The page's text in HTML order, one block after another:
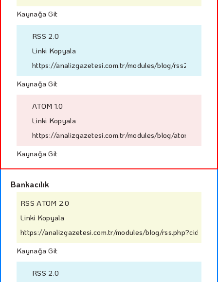
Kaynağa Git
RSS 2.0
Linki Kopyala
https://analizgazetesi.com.tr/modules/blog/
Kaynağa Git
ATOM 1.0
Linki Kopyala
https://analizgazetesi.com.tr/modules/blog/
Kaynağa Git
Bankacılık
RSS ATOM 2.0
Linki Kopyala
https://analizgazetesi.com.tr/modules/blog/rss.php?cid=10
Kaynağa Git
RSS 2.0